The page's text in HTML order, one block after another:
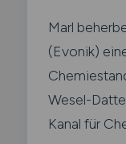
Marl
(Evonik)
Wesel-
Kanal für